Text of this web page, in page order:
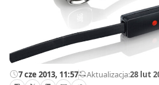
7 cze 2013, 11:57—Aktualizacja:28 lut